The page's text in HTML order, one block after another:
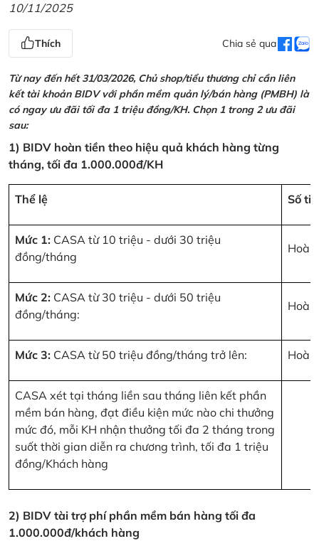
10/11/2025
Thích Chia sẻ qua
Từ nay đến hết 31/03/2026, Chủ shop/tiểu thương chỉ cần liên
kết tài khoản BIDV với phần mềm quản lý/bán hàng (PMBH) là
có ngay ưu đãi tối đa 1 triệu đồng/KH. Chọn 1 trong 2 ưu đãi
sau:
1) BIDV hoàn tiền theo hiệu quả khách hàng từng
tháng, tối đa 1.000.000đ/KH
Thể lệ Số
Mức 1: CASA từ 10 triệu - dưới 30 triệu
đồng/tháng
Mức 2: CASA từ 30 triệu - dưới 50 triệu
đồng/tháng:
Mức 3: CASA từ 50 triệu đồng/tháng trở lên:
CASA xét tại tháng liền sau tháng liên kết phần
mềm bán hàng, đạt điều kiện mức nào chi thưởng
mức đó, mỗi KH nhận thưởng tối đa 2 tháng trong
suốt thời gian diễn ra chương trình, tối đa 1 triệu
đồng/Khách hàng
2) BIDV tài trợ phí phần mềm bán hàng tối đa
1.000.000đ/khách hàng